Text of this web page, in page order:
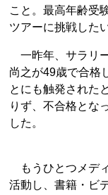
こと。最高年齢受
ツアーに挑戦した
一昨年、サラリ
尚之が49歳で合格
とにも触発された
りず、不合格とな
した。
もうひとつメデ
活動し、書籍・ビ